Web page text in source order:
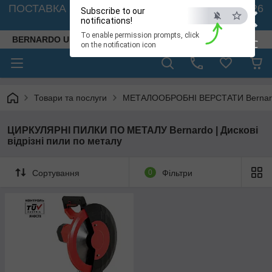
×
ESC
Subscribe to our
notifications!
To enable permission prompts, click
on the notification icon
ПОСТАВКА ВЕРСТАТІВ З АВСТРІЇ - 🚛 26.08. 2026
🚛
BERNARDO UKRAINE
Товари та послуги МЕТАЛООБРОБНІ ВЕРСТАТИ
ЦИРКУЛЯРНІ ПИЛКИ ПО МЕТАЛУ Bernardo | Дискові
відрізні пили по металу
Сортування 0 Фільтри